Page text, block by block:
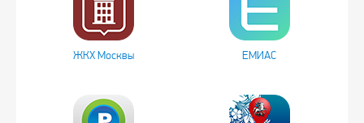
ЖКХ Москвы ЕМИАС